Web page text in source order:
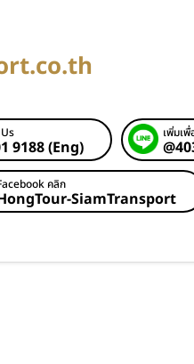
9188 (Eng)
เพิ่มเ
คลิก
SiamTransport